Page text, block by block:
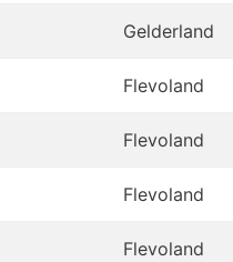
Gelderland
Flevoland
Flevoland
Flevoland
Flevoland